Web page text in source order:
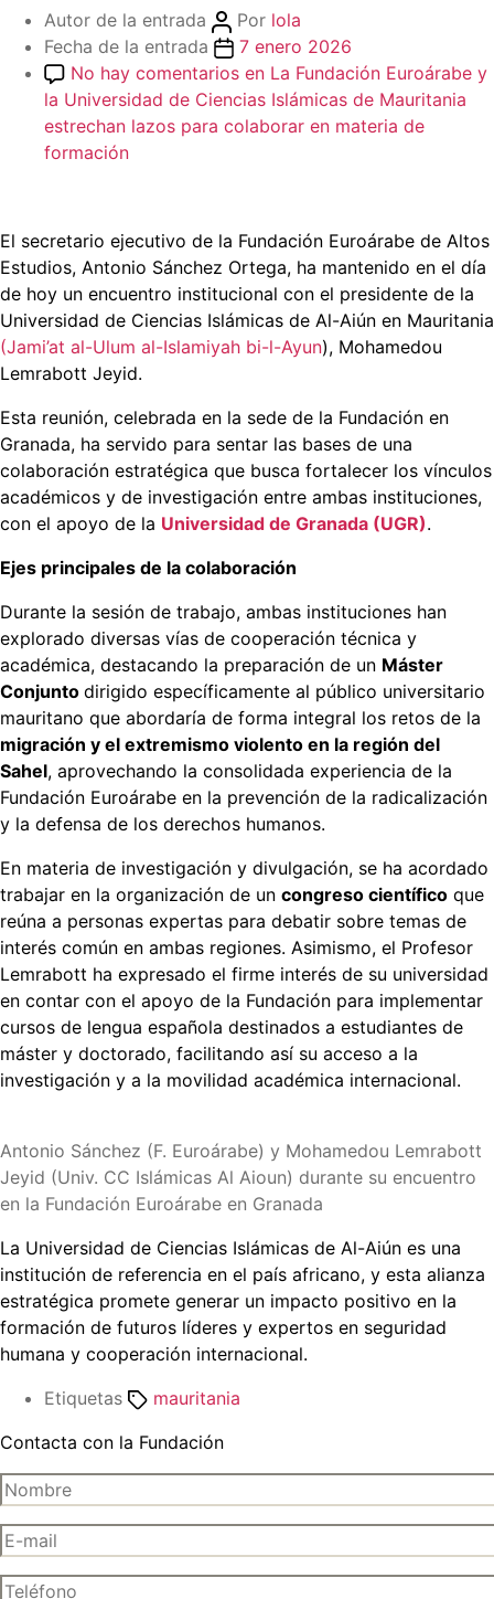
Autor de la entrada Por lola
Fecha de la entrada
7 enero 2026
No hay comentarios en La Fundación Euroárabe y
la Universidad de Ciencias Islámicas de Mauritania
estrechan lazos para colaborar en materia de
formación
El secretario ejecutivo de la Fundación Euroárabe de Altos
Estudios, Antonio Sánchez Ortega, ha mantenido en el día
de hoy un encuentro institucional con el presidente de la
Universidad de Ciencias Islámicas de Al-Aiún en Mauritania
(Jami’at al-Ulum al-Islamiyah bi-l-Ayun), Mohamedou
Lemrabott Jeyid.
Esta reunión, celebrada en la sede de la Fundación en
Granada, ha servido para sentar las bases de una
colaboración estratégica que busca fortalecer los vínculos
académicos y de investigación entre ambas instituciones,
con el apoyo de la Universidad de Granada (UGR).
Ejes principales de la colaboración
Durante la sesión de trabajo, ambas instituciones han
explorado diversas vías de cooperación técnica y
académica, destacando la preparación de un Máster
Conjunto dirigido específicamente al público universitario
mauritano que abordaría de forma integral los retos de la
migración y el extremismo violento en la región del
Sahel, aprovechando la consolidada experiencia de la
Fundación Euroárabe en la prevención de la radicalización
y la defensa de los derechos humanos.
En materia de investigación y divulgación, se ha acordado
trabajar en la organización de un congreso científico que
reúna a personas expertas para debatir sobre temas de
interés común en ambas regiones. Asimismo, el Profesor
Lemrabott ha expresado el firme interés de su universidad
en contar con el apoyo de la Fundación para implementar
cursos de lengua española destinados a estudiantes de
máster y doctorado, facilitando así su acceso a la
investigación y a la movilidad académica internacional.
Antonio Sánchez (F. Euroárabe) y Mohamedou Lemrabott
Jeyid (Univ. CC Islámicas Al Aioun) durante su encuentro
en la Fundación Euroárabe en Granada
La Universidad de Ciencias Islámicas de Al-Aiún es una
institución de referencia en el país africano, y esta alianza
estratégica promete generar un impacto positivo en la
formación de futuros líderes y expertos en seguridad
humana y cooperación internacional.
Etiquetas
mauritania
Contacta con la Fundación